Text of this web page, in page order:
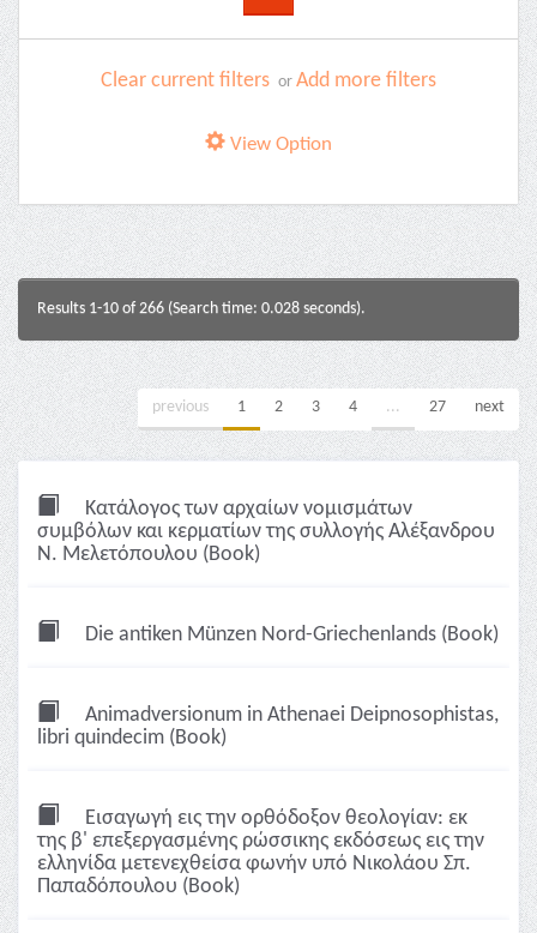
Clear current filters or Add more filters
View Option
Results 1-10 of 266 (Search time: 0.028 seconds).
previous 1 2 3 4 ... 27 next
Κατάλογος των αρχαίων νομισμάτων
συμβόλων και κερματίων της συλλογής Αλέξανδρου
Ν. Μελετόπουλου (Book)
Die antiken Münzen Nord-Griechenlands (Book)
Animadversionum in Athenaei Deipnosophistas,
libri quindecim (Book)
Εισαγωγή εις την ορθόδοξον θεολογίαν: εκ
της β' επεξεργασμένης ρώσσικης εκδόσεως εις την
ελληνίδα μετενεχθείσα φωνήν υπό Νικολάου Σπ.
Παπαδόπουλου (Book)